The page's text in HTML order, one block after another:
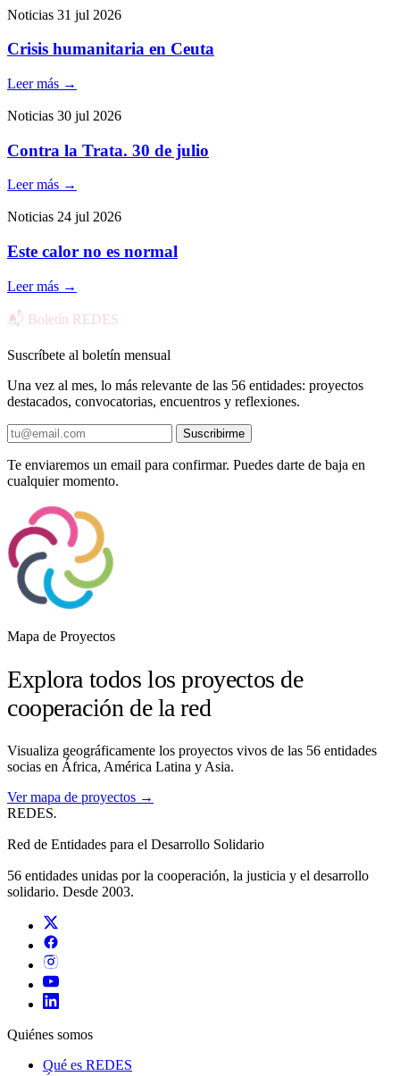
Noticias 31 jul 2026
Crisis humanitaria en Ceuta
Leer más →
Noticias 30 jul 2026
Contra la Trata. 30 de julio
Leer más →
Noticias 24 jul 2026
Este calor no es normal
Leer más →
📬 Boletín REDES
Suscríbete al boletín mensual
Una vez al mes, lo más relevante de las 56 entidades: proyectos
destacados, convocatorias, encuentros y reflexiones.
Suscribirme
Te enviaremos un email para confirmar. Puedes darte de baja en
cualquier momento.
Mapa de Proyectos
Explora todos los proyectos de
cooperación de la red
Visualiza geográficamente los proyectos vivos de las 56 entidades
socias en África, América Latina y Asia.
Ver mapa de proyectos →
REDES.
Red de Entidades para el Desarrollo Solidario
56 entidades unidas por la cooperación, la justicia y el desarrollo
solidario. Desde 2003.
Quiénes somos
Qué es REDES